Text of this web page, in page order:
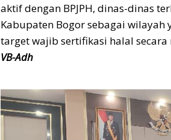
aktif dengan BPJPH, dinas-dinas
Kabupaten Bogor sebagai
target wajib sertifikasi halal secara
VB-Adh